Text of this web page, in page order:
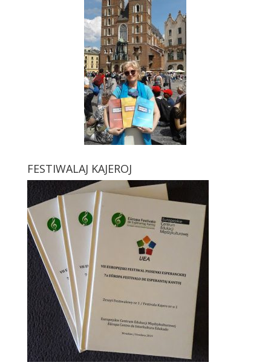
FESTIWALAJ KAJEROJ